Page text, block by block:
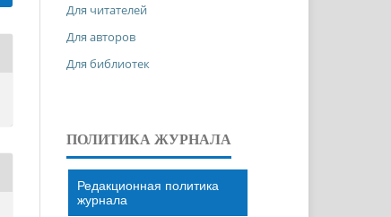
Для читателей
Для авторов
Для библиотек
ПОЛИТИКА ЖУРНАЛА
Редакционная политика
журнала